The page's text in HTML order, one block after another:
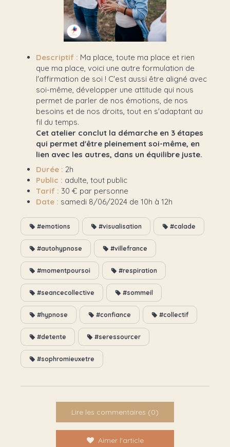
Descriptif : Ma place, toute ma place et rien
que ma place, voici une autre formulation de
l'affirmation de soi ! C'est aussi être aligné avec
soi-même, développer une attitude qui nous
permet de parler de nos émotions, de nos
besoins et de nos droits, tout en s'adaptant au
fil du temps.
Cet atelier conclut la démarche en 3 étapes
qui permet d'être pleinement soi-même, en
lien avec les autres, dans un équilibre juste.
Durée : 2h
Public : adulte, tout public
Tarif : 30 € par personne
Date : samedi 8/06/2024 de 10h à 12h
#emotions #visualisation #calade
#autohypnose #villefrance
#momentpoursoi #respiration
#seancecollective #sommeil
#hypnose #confiance #collectif
#detente #seressourcer
#sophromieuxetre
Lire les commentaires (0)
Aimer l'article